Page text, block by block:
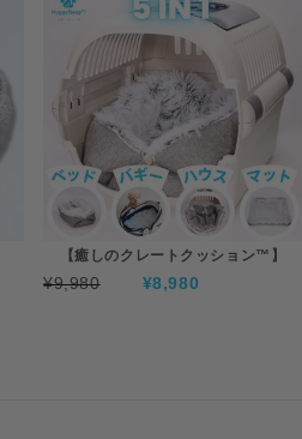
【癒しのクレートクッション™】
¥9,980 ¥8,980